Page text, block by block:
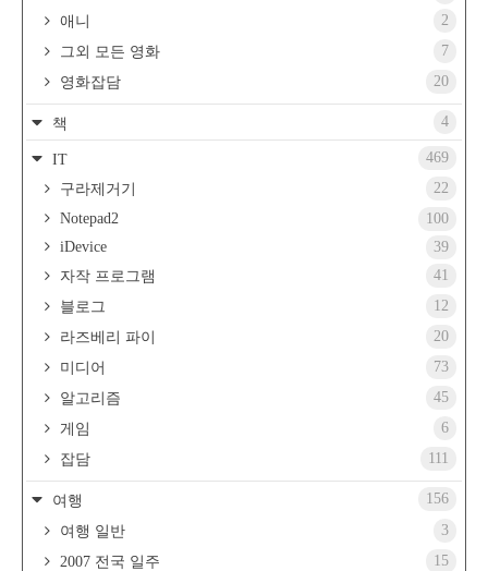
애니
2
그외 모든 영화
7
영화잡담
20
책 4
IT
469
구라제거기
22
Notepad2
100
iDevice
39
자작 프로그램
41
블로그
12
라즈베리 파이
20
미디어
73
알고리즘
45
게임
6
잡담
111
여행
156
여행 일반
3
2007 전국 일주
15